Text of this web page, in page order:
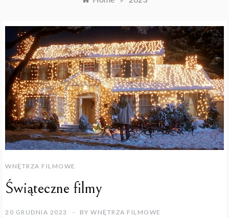
WNĘTRZA FILMOWE
Świąteczne filmy
20 GRUDNIA 2023 BY WNĘTRZA FILMOWE